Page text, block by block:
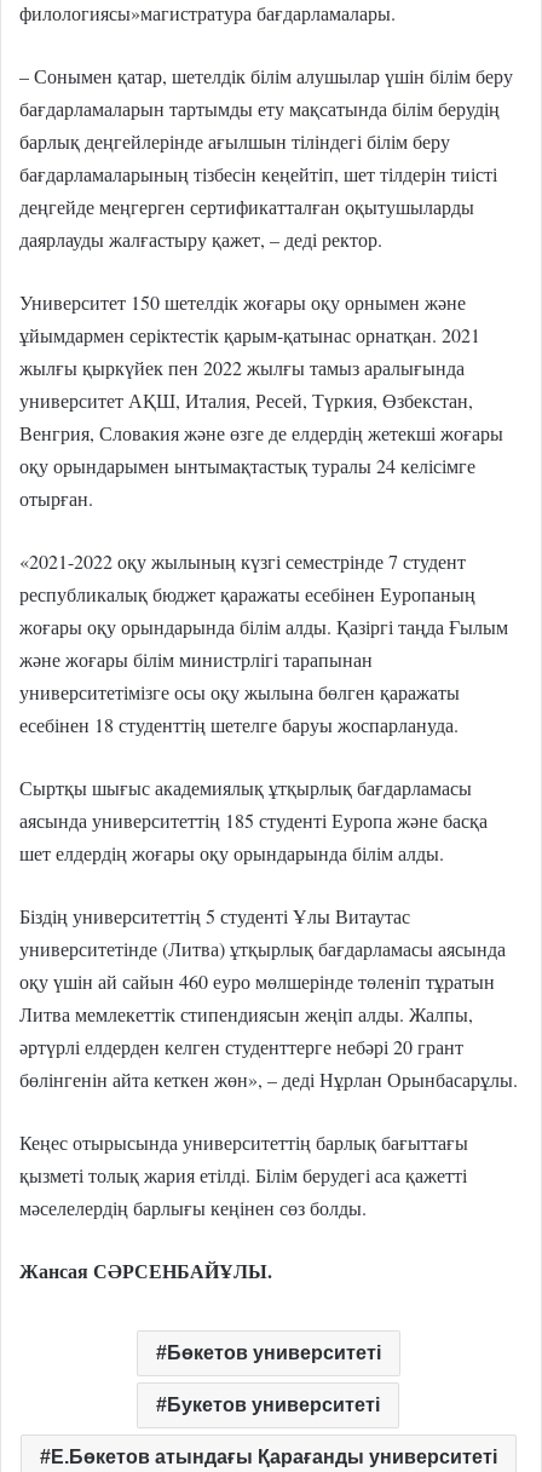
филологиясы»магистратура бағдарламалары.
– Сонымен қатар, шетелдік білім алушылар үшін білім беру
бағдарламаларын тартымды ету мақсатында білім берудің
барлық деңгейлерінде ағылшын тіліндегі білім беру
бағдарламаларының тізбесін кеңейтіп, шет тілдерін тиісті
деңгейде меңгерген сертификатталған оқытушыларды
даярлауды жалғастыру қажет, – деді ректор.
Университет 150 шетелдік жоғары оқу орнымен және
ұйымдармен серіктестік қарым-қатынас орнатқан. 2021
жылғы қыркүйек пен 2022 жылғы тамыз аралығында
университет АҚШ, Италия, Ресей, Түркия, Өзбекстан,
Венгрия, Словакия және өзге де елдердің жетекші жоғары
оқу орындарымен ынтымақтастық туралы 24 келісімге
отырған.
«2021-2022 оқу жылының күзгі семестрінде 7 студент
республикалық бюджет қаражаты есебінен Еуропаның
жоғары оқу орындарында білім алды. Қазіргі таңда Ғылым
және жоғары білім министрлігі тарапынан
университетімізге осы оқу жылына бөлген қаражаты
есебінен 18 студенттің шетелге баруы жоспарлануда.
Сыртқы шығыс академиялық ұтқырлық бағдарламасы
аясында университеттің 185 студенті Еуропа және басқа
шет елдердің жоғары оқу орындарында білім алды.
Біздің университеттің 5 студенті Ұлы Витаутас
университетінде (Литва) ұтқырлық бағдарламасы аясында
оқу үшін ай сайын 460 еуро мөлшерінде төленіп тұратын
Литва мемлекеттік стипендиясын жеңіп алды. Жалпы,
әртүрлі елдерден келген студенттерге небәрі 20 грант
бөлінгенін айта кеткен жөн», – деді Нұрлан Орынбасарұлы.
Кеңес отырысында университеттің барлық бағыттағы
қызметі толық жария етілді. Білім берудегі аса қажетті
мәселелердің барлығы кеңінен сөз болды.
Жансая СӘРСЕНБАЙҰЛЫ.
Бөкетов университеті
Букетов университеті
Е.Бөкетов атындағы Қарағанды университеті